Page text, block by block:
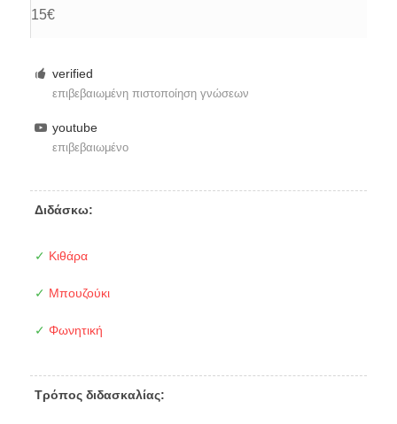
15€
verified
επιβεβαιωμένη πιστοποίηση γνώσεων
youtube
επιβεβαιωμένο
Διδάσκω:
✓ Κιθάρα
✓ Μπουζούκι
✓ Φωνητική
Τρόπος διδασκαλίας: